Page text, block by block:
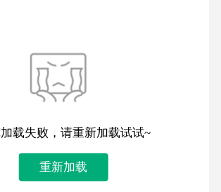
载失败，请重新加载试试~
重新加载